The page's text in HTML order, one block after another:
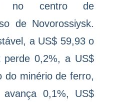
no centro de
de Novorossiysk.
a US$ 59,93 o
perde 0,2%, a US$
do minério de ferro,
avança 0,1%, US$